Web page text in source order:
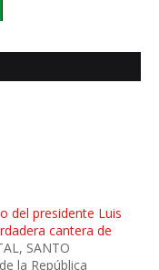
del presidente Luis
cantera de
SANTO
la República